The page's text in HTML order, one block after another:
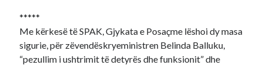
*****
Me kërkesë të SPAK, Gjykata e Posaçme lëshoi dy masa
sigurie, për zëvendëskryeministren Belinda Balluku,
“pezullim i ushtrimit të detyrës dhe funksionit” dhe